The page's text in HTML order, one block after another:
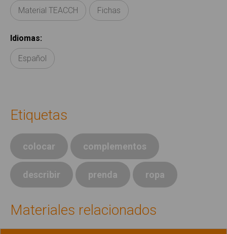
Material TEACCH Fichas
Idiomas:
Español
Etiquetas
colocar complementos
describir prenda ropa
Materiales relacionados